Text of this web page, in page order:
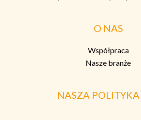
O NAS
Współpraca
Nasze branże
NASZA POLITYKA